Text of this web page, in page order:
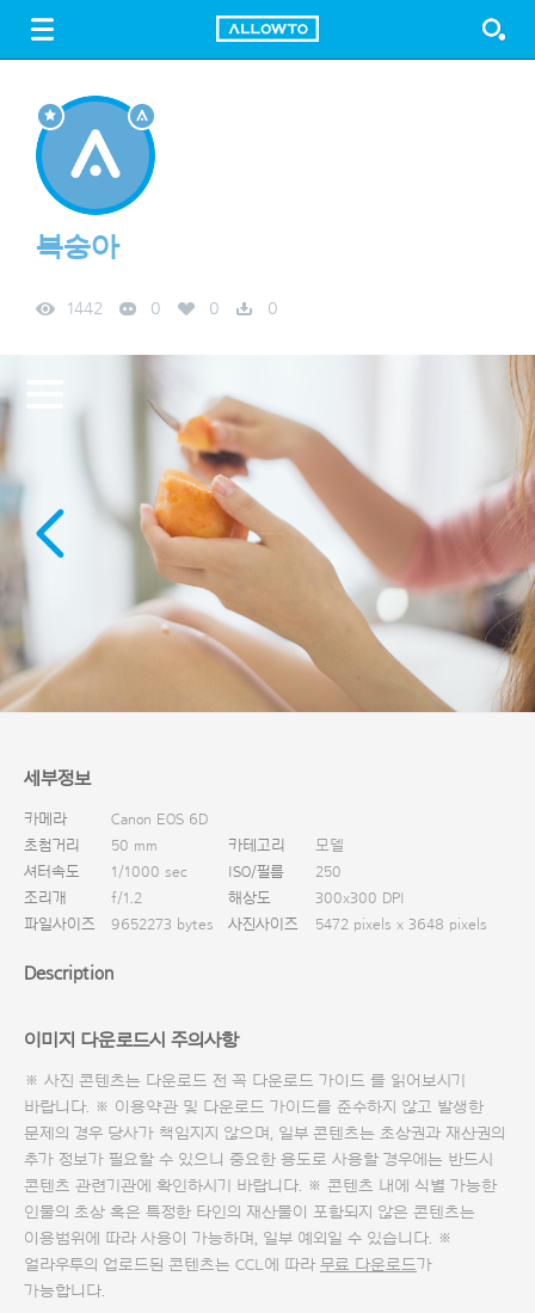
FREE DOWNLOAD
복숭아
1442 0 0 0
세부정보
카메라
Canon EOS 6D
초첨거리
50 mm 카테고리
모델
셔터속도
1/1000 sec ISO/필름
250
조리개
f/1.2 해상도
300x300 DPI
파일사이즈
9652273 bytes 사진사이즈 5472 pixels x 3648 pixels
Description
이미지 다운로드시 주의사항
※ 사진 콘텐츠는 다운로드 전 꼭 다운로드 가이드 를 읽어보시기
바랍니다. ※ 이용약관 및 다운로드 가이드를 준수하지 않고 발생한
문제의 경우 당사가 책임지지 않으며, 일부 콘텐츠는 초상권과 재산권의
추가 정보가 필요할 수 있으니 중요한 용도로 사용할 경우에는 반드시
콘텐츠 관련기관에 확인하시기 바랍니다. ※ 콘텐츠 내에 식별 가능한
인물의 초상 혹은 특정한 타인의 재산물이 포함되지 않은 콘텐츠는
이용범위에 따라 사용이 가능하며, 일부 예외일 수 있습니다. ※
얼라우투의 업로드된 콘텐츠는 CCL에 따라 무료 다운로드가
가능합니다.